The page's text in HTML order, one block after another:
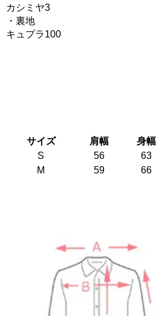
カシミヤ3
・裏地
キュプラ100
サイズ 肩幅 身幅
S
56 63
M
59 66